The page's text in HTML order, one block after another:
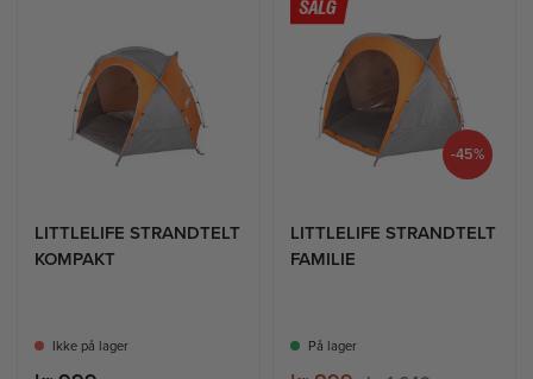
LITTLELIFE STRANDTELT
KOMPAKT
Ikke på lager
-45%
LITTLELIFE STRANDTELT
FAMILIE
På lager